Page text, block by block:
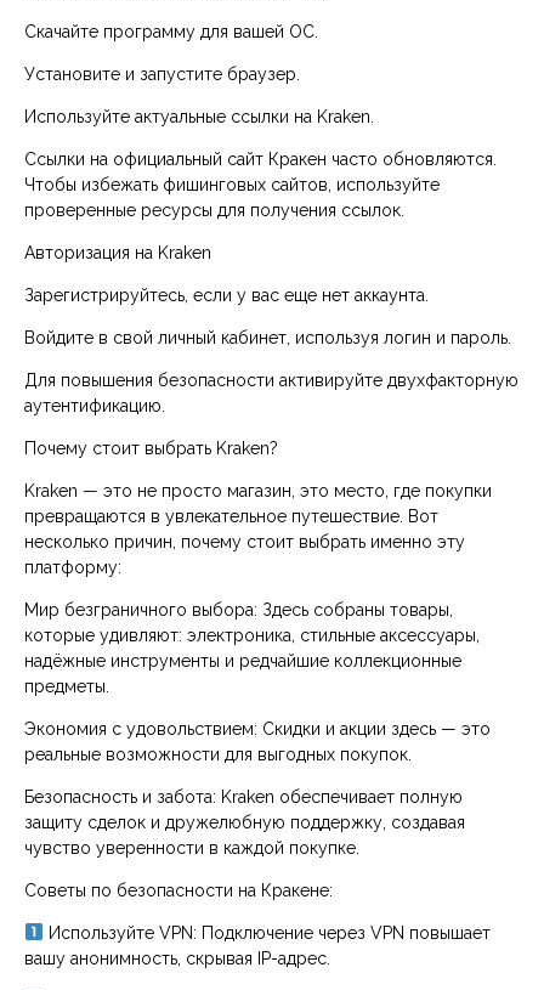
Скачайте программу для вашей ОС.
Установите и запустите браузер.
Используйте актуальные ссылки на Kraken.
Ссылки на официальный сайт Кракен часто обновляются.
Чтобы избежать фишинговых сайтов, используйте
проверенные ресурсы для получения ссылок.
Авторизация на Kraken
Зарегистрируйтесь, если у вас еще нет аккаунта.
Войдите в свой личный кабинет, используя логин и пароль.
Для повышения безопасности активируйте двухфакторную
аутентификацию.
Почему стоит выбрать Kraken?
Kraken — это не просто магазин, это место, где покупки
превращаются в увлекательное путешествие. Вот
несколько причин, почему стоит выбрать именно эту
платформу:
Мир безграничного выбора: Здесь собраны товары,
которые удивляют: электроника, стильные аксессуары,
надёжные инструменты и редчайшие коллекционные
предметы.
Экономия с удовольствием: Скидки и акции здесь — это
реальные возможности для выгодных покупок.
Безопасность и забота: Kraken обеспечивает полную
защиту сделок и дружелюбную поддержку, создавая
чувство уверенности в каждой покупке.
Советы по безопасности на Кракене:
Используйте VPN: Подключение через VPN повышает
вашу анонимность, скрывая IP-адрес.